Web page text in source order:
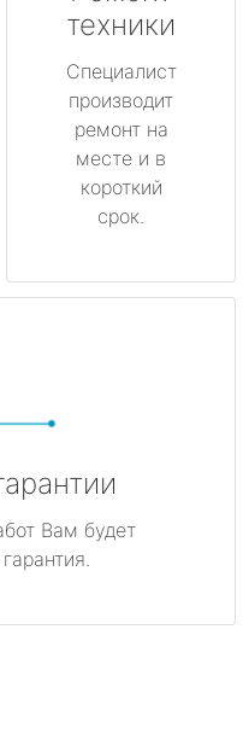
техники
Специалист
производит
ремонт на
месте и в
короткий
срок.
Вам будет